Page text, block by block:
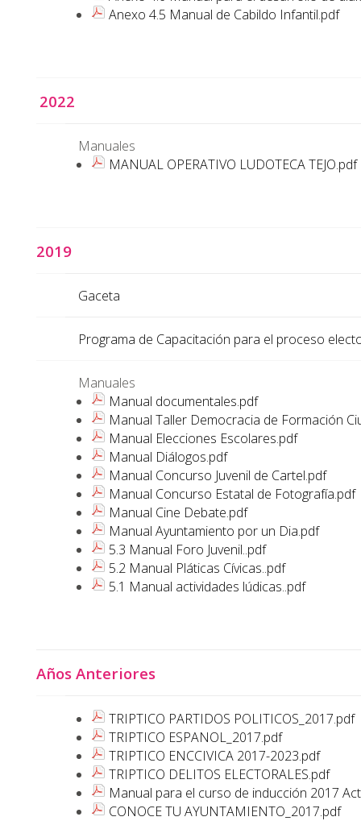
Anexo 4.5 Manual de Cabildo Infantil.pdf
2022
Manuales
MANUAL OPERATIVO LUDOTECA TEJO.pdf
2019
Gaceta
Programa de Capacitación para el proceso
Manuales
Manual documentales.pdf
Manual Taller Democracia de Formación
Manual Elecciones Escolares.pdf
Manual Diálogos.pdf
Manual Concurso Juvenil de Cartel.pdf
Manual Concurso Estatal de Fotografía.pdf
Manual Cine Debate.pdf
Manual Ayuntamiento por un Dia.pdf
5.3 Manual Foro Juvenil..pdf
5.2 Manual Pláticas Cívicas..pdf
5.1 Manual actividades lúdicas..pdf
Años Anteriores
TRIPTICO PARTIDOS POLITICOS_2017.pdf
TRIPTICO ESPANOL_2017.pdf
TRIPTICO ENCCIVICA 2017-2023.pdf
TRIPTICO DELITOS ELECTORALES.pdf
Manual para el curso de inducción 2017
CONOCE TU AYUNTAMIENTO_2017.pdf